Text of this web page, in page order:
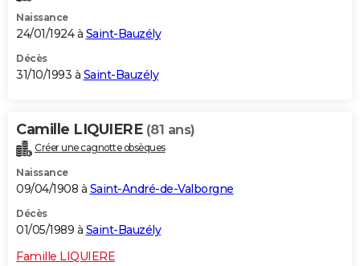
Naissance
24/01/1924 à Saint-Bauzély
Décès
31/10/1993 à Saint-Bauzély
Camille LIQUIERE (81 ans)
Créer une cagnotte obsèques
Naissance
09/04/1908 à Saint-André-de-Valborgne
Décès
01/05/1989 à Saint-Bauzély
Famille LIQUIERE